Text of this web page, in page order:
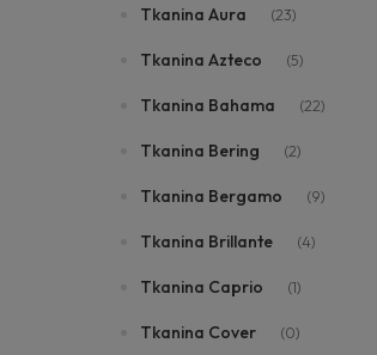
Tkanina Aura (23)
Tkanina Azteco (5)
Tkanina Bahama (22)
Tkanina Bering (2)
Tkanina Bergamo (9)
Tkanina Brillante (4)
Tkanina Caprio (1)
Tkanina Cover (0)